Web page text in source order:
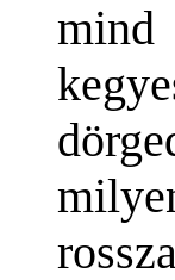
mind